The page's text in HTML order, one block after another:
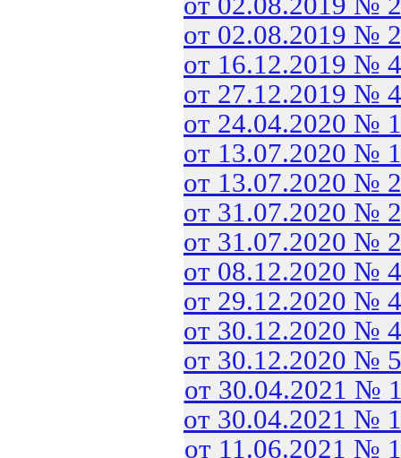
от 02.08.2019 №
от 16.12.2019 №
от 27.12.2019 №
от 24.04.2020 №
от 13.07.2020 №
от 13.07.2020 №
от 31.07.2020 №
от 31.07.2020 №
от 08.12.2020 №
от 29.12.2020 №
от 30.12.2020 №
от 30.12.2020 №
от 30.04.2021 №
от 30.04.2021 №
от 11.06.2021 №